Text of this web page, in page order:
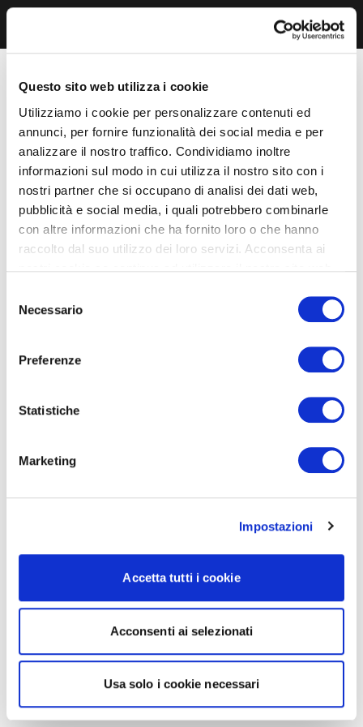
Questo sito web utilizza i cookie
Utilizziamo i cookie per personalizzare contenuti ed
annunci, per fornire funzionalità dei social media e per
analizzare il nostro traffico. Condividiamo inoltre
informazioni sul modo in cui utilizza il nostro sito con i
nostri partner che si occupano di analisi dei dati web,
pubblicità e social media, i quali potrebbero combinarle
con altre informazioni che ha fornito loro o che hanno
raccolto dal suo utilizzo dei loro servizi. Acconsenta ai
delNecessario
Preferenze
Statistiche
Marketing
Impostazioni
Accetta tutti i cookie
Acconsenti ai selezionati
Usa solo i cookie necessari